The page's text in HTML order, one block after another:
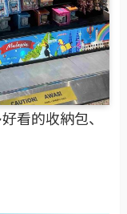
看的收納包、